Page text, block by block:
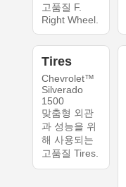
고품질 F.
Right Wheel.
Tires
Chevrolet™
Silverado
1500
맞춤형 외관
과 성능을 위
해 사용되는
고품질 Tires.